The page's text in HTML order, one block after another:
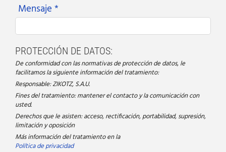
Mensaje *
PROTECCIÓN DE DATOS:
De conformidad con las normativas de protección de datos, le
facilitamos la siguiente información del tratamiento:
Responsable: ZIKOTZ, S.A.U.
Fines del tratamiento: mantener el contacto y la comunicación con
usted.
Derechos que le asisten: acceso, rectificación, portabilidad, supresión,
limitación y oposición
Más información del tratamiento en la
Política de privacidad